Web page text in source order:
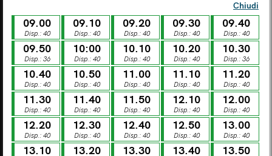
AGOSTO
Legenda
Disponibile Disponibilità limitata
Sold out
Visita guidata percorso museale visitatori individuali
Visita guidata mostra visitatori individuali
M G V D
LUN
27
MAR
28
MER
29
GIO
30
VEN
31 01
DOM
02
Chiudi
09.00
Disp.: 40
09.10
Disp.: 40
09.20
Disp.: 40
09.30
Disp.: 40
09.40
Disp.: 40
09.50
Disp.: 36
10:00
Disp.: 40
10.10
Disp.: 40
10.20
Disp.: 40
10.30
Disp.: 36
10.40
Disp.: 40
10.50
Disp.: 40
11.00
Disp.: 40
11.10
Disp.: 40
11.20
Disp.: 40
11.30
Disp.: 40
11.40
Disp.: 40
11.50
Disp.: 40
12.10
Disp.: 40
12.00
Disp.: 40
12.20
Disp.: 40
12.30
Disp.: 40
12.40
Disp.: 40
12.50
Disp.: 40
13.00
Disp.: 40
13.10 13.20 13.30 13.40 13.50